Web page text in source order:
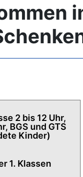
2 bis 12 Uhr,
BGS und GTS
Kinder)
1. Klassen